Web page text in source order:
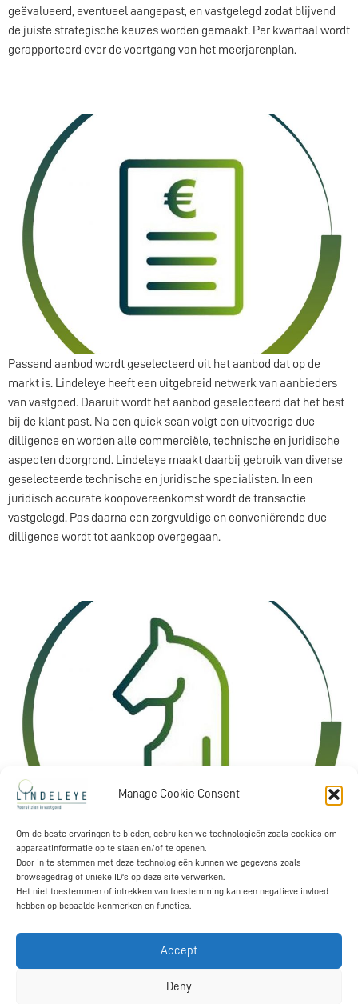
Manage Cookie Consent
Om de beste ervaringen te bieden, gebruiken we technologieën zoals cookies om
apparaatinformatie op te slaan en/of te openen.
Door in te stemmen met deze technologieën kunnen we gegevens zoals
browsegedrag of unieke ID's op deze site verwerken.
Het niet toestemmen of intrekken van toestemming kan een negatieve invloed
hebben op bepaalde kenmerken en functies.
Accept
Deny
geëvalueerd, eventueel aangepast, en vastgelegd zodat blijvend
de juiste strategische keuzes worden gemaakt. Per kwartaal wordt
gerapporteerd over de voortgang van het meerjarenplan.
Passend aanbod wordt geselecteerd uit het aanbod dat op de
markt is. Lindeleye heeft een uitgebreid netwerk van aanbieders
van vastgoed. Daaruit wordt het aanbod geselecteerd dat het best
bij de klant past. Na een quick scan volgt een uitvoerige due
dilligence en worden alle commerciële, technische en juridische
aspecten doorgrond. Lindeleye maakt daarbij gebruik van diverse
geselecteerde technische en juridische specialisten. In een
juridisch accurate koopovereenkomst wordt de transactie
vastgelegd. Pas daarna een zorgvuldige en conveniërende due
dilligence wordt tot aankoop overgegaan.
Het hebben van vastgoed als beleggings-asset begint bij het goed
nadenken waaraan die beleggingen moeten voldoen. Cashflow op
korte termijn, waardegroei op lange termijn, beleggingshorizon,
etc. Essentiële overwegingen bij het opbouwen van een
bestaande portefeuille. Lindeleye begeleidt haar klanten middels
een gestructureerd stappenplan door een aantal keuzes die leiden
tot een helder profiel van de meest passende